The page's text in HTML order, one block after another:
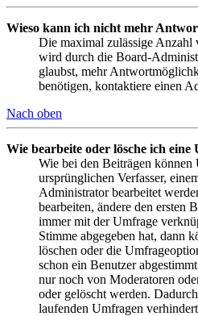
Wieso kann ich nicht mehr
Die maximal zulässige
wird durch die Board-
glaubst, mehr
benötigen, kontaktiere einen
Nach oben
Wie bearbeite oder lösche ich eine
Wie bei den Beiträgen
ursprünglichen Verfasser,
Administrator bearbeitet
bearbeiten, ändere den ersten
immer mit der Umfrage
Stimme abgegeben hat, dann
löschen oder die
schon ein Benutzer
nur noch von Moderatoren
oder gelöscht werden.
laufenden Umfragen